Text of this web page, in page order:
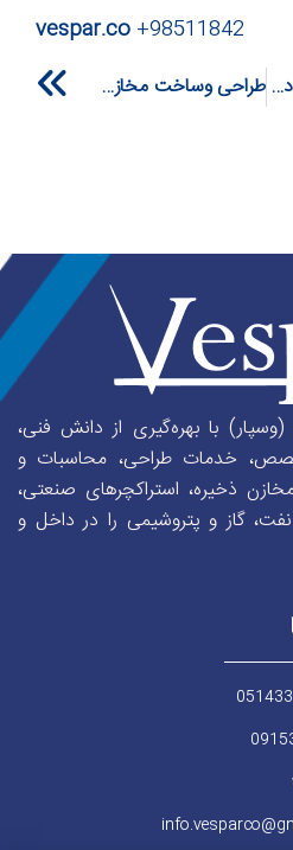
vespar.co +98511842
پذیرش شرکت وسپار در پارک علم و فناوری طراحی وساخت مخازن ایزوتانک-Dot.1
با بهره‌گیری از دانش فنی،
خدمات طراحی، محاسبات و
ذخیره، استراکچرهای صنعتی،
گاز و پتروشیمی را در داخل و